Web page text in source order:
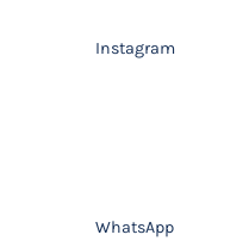
Instagram
WhatsApp